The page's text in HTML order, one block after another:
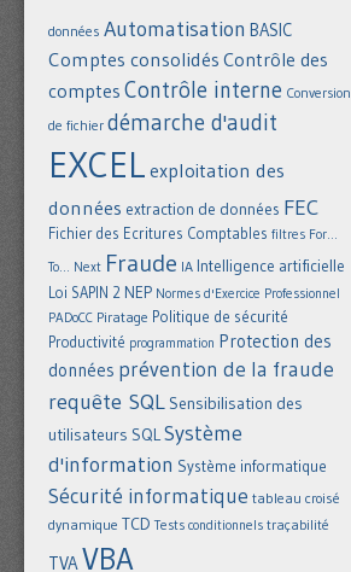
données Automatisation BASIC
Comptes consolidés Contrôle des
comptes Contrôle interne Conversion
de fichier démarche d'audit
EXCEL exploitation des
données extraction de données FEC
Fichier des Ecritures Comptables filtres For...
To... Next Fraude IA Intelligence artificielle
Loi SAPIN 2 NEP Normes d'Exercice Professionnel
PADoCC Piratage Politique de sécurité
Productivité programmation Protection des
données prévention de la fraude
requête SQL Sensibilisation des
utilisateurs SQLSystème
d'information Système informatique
Sécurité informatique tableau croisé
dynamique TCD Tests conditionnels traçabilité
TVAVBA